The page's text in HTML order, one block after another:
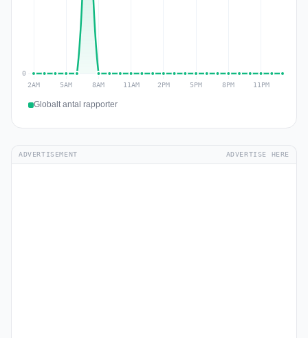
Globalt antal rapporter
ADVERTISEMENT ADVERTISE HERE